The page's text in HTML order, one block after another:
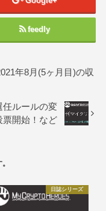
feedly
年8月(5ヶ月目)の収
任ルールの変
票開始！など
日誌シリーズ